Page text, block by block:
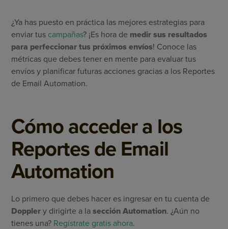
¿Ya has puesto en práctica las mejores estrategias para
enviar tus campañas? ¡Es hora de medir sus resultados
para perfeccionar tus próximos envíos! Conoce las
métricas que debes tener en mente para evaluar tus
envíos y planificar futuras acciones gracias a los Reportes
de Email Automation.
Cómo acceder a los
Reportes de Email
Automation
Lo primero que debes hacer es ingresar en tu cuenta de
Doppler y dirigirte a lasección Automation. ¿Aún no
tienes una? Regístrate gratis ahora.